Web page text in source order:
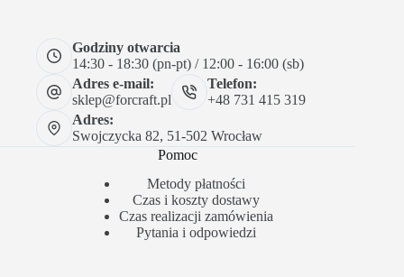
Godziny otwarcia
14:30 - 18:30 (pn-pt) / 12:00 - 16:00 (sb)
Adres e-mail:
sklep@forcraft.pl
Telefon:
+48 731 415 319
Adres:
Swojczycka 82, 51-502 Wrocław
Pomoc
Metody płatności
Czas i koszty dostawy
Czas realizacji zamówienia
Pytania i odpowiedzi